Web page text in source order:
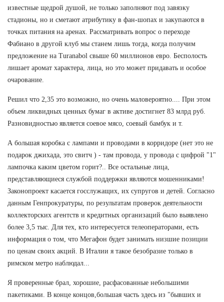
известные щедрой душой, не только заполняют под завязку
стадионы, но и сметают атрибутику в фан-шопах и закупаются в
точках питания на аренах. Рассматривать вопрос о переходе
Фабиано в другой клуб мы станем лишь тогда, когда получим
предложение на Turanabol свыше 60 миллионов евро. Бесполость
лишает аромат характера, лица, но это может придавать и особое
очарование.
Решил что 2,35 это возможно, но очень маловероятно.... При этом
объем ликвидных ценных бумаг в активе достигнет 83 млрд руб.
Разновидностью является соевое мясо, соевый бамбук и т.
А большая коробка с лампами и проводами в корридоре (нет это не
подарок джихада, это свитч ) - там провода, у провода с цифрой "1"
лампочка каким цветом горит?.. Все остальные лица,
представляющиеся службой поддержки являются мошенниками!
Законопроект касается госслужащих, их супругов и детей. Согласно
данным Генпрокуратуры, по результатам проверок деятельности
коллекторских агентств и кредитных организаций было выявлено
более 3,5 тыс. Для тех, кто интересуется телеоператорами, есть
информация о том, что Мегафон будет занимать низшие позиции
по ценам своих акций. В Италии я такое безобразие только в
римском метро наблюдал...
Я проверенные брал, хорошие, расфасованные небольшими
пакетиками. В конце концов,большая часть здесь из "бывших и